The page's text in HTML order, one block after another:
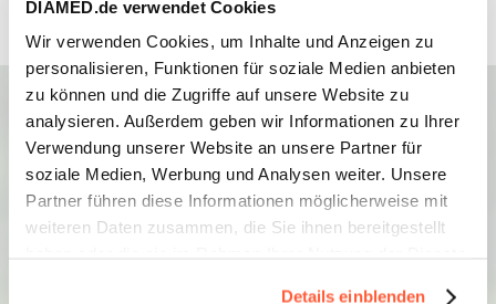
DIAMED.de verwendet Cookies
Wir verwenden Cookies, um Inhalte und Anzeigen zu
personalisieren, Funktionen für soziale Medien anbieten
zu können und die Zugriffe auf unsere Website zu
analysieren. Außerdem geben wir Informationen zu Ihrer
Verwendung unserer Website an unsere Partner für
soziale Medien, Werbung und Analysen weiter. Unsere
Partner führen diese Informationen möglicherweise mit
weiteren Daten zusammen, die Sie ihnen bereitgestellt
Details einblenden
gedacht.
Die Informationen im Bereich für medizinisches
Fachpersonal sollen erklärende, wissenschaftliche
und evidenzbasierte Antworten auf medizinische
Fragen zum Thema Therapeutische Apherese geben.
Diese Informationen stellen keine medizinische
Beratung dar. Die Verantwortung für die
Patientenbetreuung obliegt dem medizinischen
Fachpersonal basierend auf ihrer Berufszulassung,